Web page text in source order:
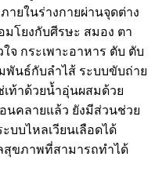
ยในร่างกายผ่านจุดต่าง
มโยงกับศีรษะ สมอง ตา
จ กระเพาะอาหาร ตับ ตับ
พันธ์กับลำไส้ ระบบขับถ่าย
ท้าด้วยน้ำอุ่นผสมด้วย
นคลายแล้ว ยังมีส่วนช่วย
บบไหลเวียนเลือดได้
สุขภาพที่สามารถทำได้